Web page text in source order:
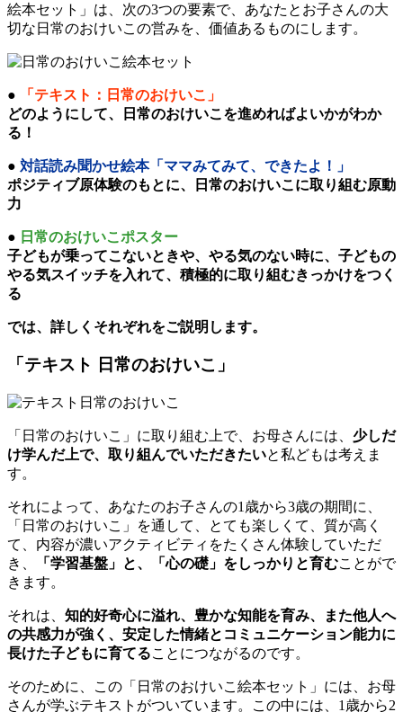
絵本セット」は、次の3つの要素で、あなたとお子さんの大
切な日常のおけいこの営みを、価値あるものにします。
「 テキスト：日常のおけいこ」
どのようにして、日常のおけいこを進めればよいかがわか
る！
対話読み聞かせ絵本「ママみてみて、できたよ！」
ポジティブ原体験のもとに、日常のおけいこに取り組む原動
力
日常のおけいこポスター
子どもが乗ってこないときや、やる気のない時に、子どもの
やる気スイッチを入れて、積極的に取り組むきっかけをつく
る
では、詳しくそれぞれをご説明します。
「テキスト 日常のおけいこ」
「日常のおけいこ」に取り組む上で、お母さんには、 少しだ
け学んだ上で、取り組んでいただきたいと私どもは考えま
す。
それによって、あなたのお子さんの1歳から3歳の期間に、
「日常のおけいこ」を通して、とても楽しくて、質が高く
て、内容が濃いアクティビティをたくさん体験していただ
き、
「学習基盤」と、「心の礎」をしっかりと育むことがで
きます。
それは、 知的好奇心に溢れ、豊かな知能を育み、また他人へ
の共感力が強く、安定した情緒とコミュニケーション能力に
長けた子どもに育てることにつながるのです。
そのために、この「日常のおけいこ絵本セット」には、お母
さんが学ぶテキストがついています。この中には、1歳から2